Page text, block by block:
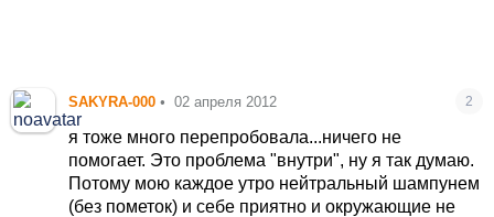
SAKYRA-000 • 02 апреля 2012 2
я тоже много перепробовала...ничего не
помогает. Это проблема "внутри", ну я так думаю.
Потому мою каждое утро нейтральный шампунем
(без пометок) и себе приятно и окружающие не